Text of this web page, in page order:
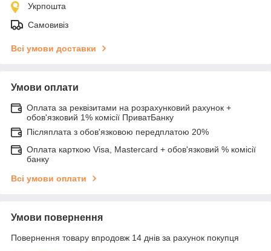
Укрпошта
Самовивіз
Всі умови доставки
Умови оплати
Оплата за реквізитами на розрахунковий рахунок +
обов'язковий 1% комісії ПриватБанку
Післяплата з обов'язковою передплатою 20%
Оплата карткою Visa, Mastercard + обов'язковий % комісії
банку
Всі умови оплати
Умови повернення
Повернення товару впродовж 14 днів за рахунок покупця